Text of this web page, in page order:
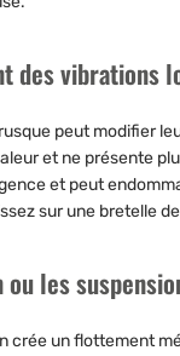
des vibrations
peut modifier
et ne présente
et peut
sur une bretelle
les
crée un flottement